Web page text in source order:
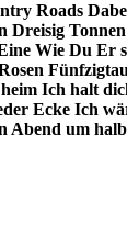
Roads
Dreisig
Wie Du Er
Ich halt
Ecke Ich
Abend um